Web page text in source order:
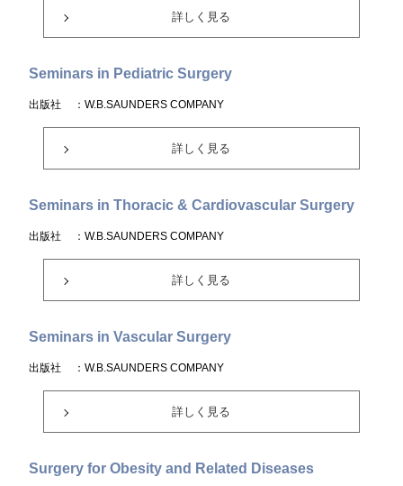
詳しく見る
Seminars in Pediatric Surgery
出版社 ：W.B.SAUNDERS COMPANY
詳しく見る
Seminars in Thoracic & Cardiovascular Surgery
出版社 ：W.B.SAUNDERS COMPANY
詳しく見る
Seminars in Vascular Surgery
出版社 ：W.B.SAUNDERS COMPANY
詳しく見る
Surgery for Obesity and Related Diseases